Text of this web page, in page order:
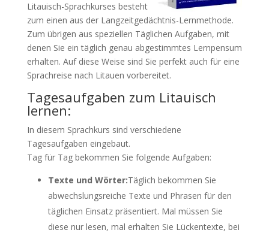
Litauisch-Sprachkurses besteht
zum einen aus der Langzeitgedächtnis-Lernmethode.
Zum übrigen aus speziellen Täglichen Aufgaben, mit
denen Sie ein täglich genau abgestimmtes Lernpensum
erhalten. Auf diese Weise sind Sie perfekt auch für eine
Sprachreise nach Litauen vorbereitet.
Tagesaufgaben zum Litauisch
lernen:
In diesem Sprachkurs sind verschiedene
Tagesaufgaben eingebaut.
Tag für Tag bekommen Sie folgende Aufgaben:
Texte und Wörter:Täglich bekommen Sie
abwechslungsreiche Texte und Phrasen für den
täglichen Einsatz präsentiert. Mal müssen Sie
diese nur lesen, mal erhalten Sie Lückentexte, bei